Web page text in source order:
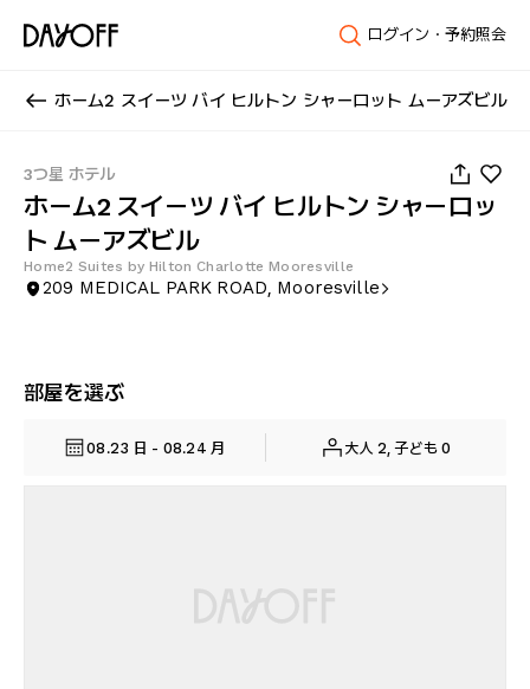
ログイン・予約照会
ホーム2 スイーツ バイ ヒルトン シャーロット ムーアズビル
3つ星 ホテル
ホーム2 スイーツ バイ ヒルトン シャーロッ
ト ムーアズビル
Home2 Suites by Hilton Charlotte Mooresville
209 MEDICAL PARK ROAD, Mooresville
部屋を選ぶ
08.23 日 - 08.24 月 大人 2, 子ども 0